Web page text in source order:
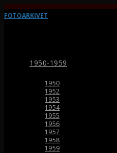
FOTOARKIVET
1950-1959
1950
1952
1953
1954
1955
1956
1957
1958
1959